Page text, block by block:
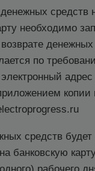
средств
необходимо
денежных
по
копии
средств будет
банковскую